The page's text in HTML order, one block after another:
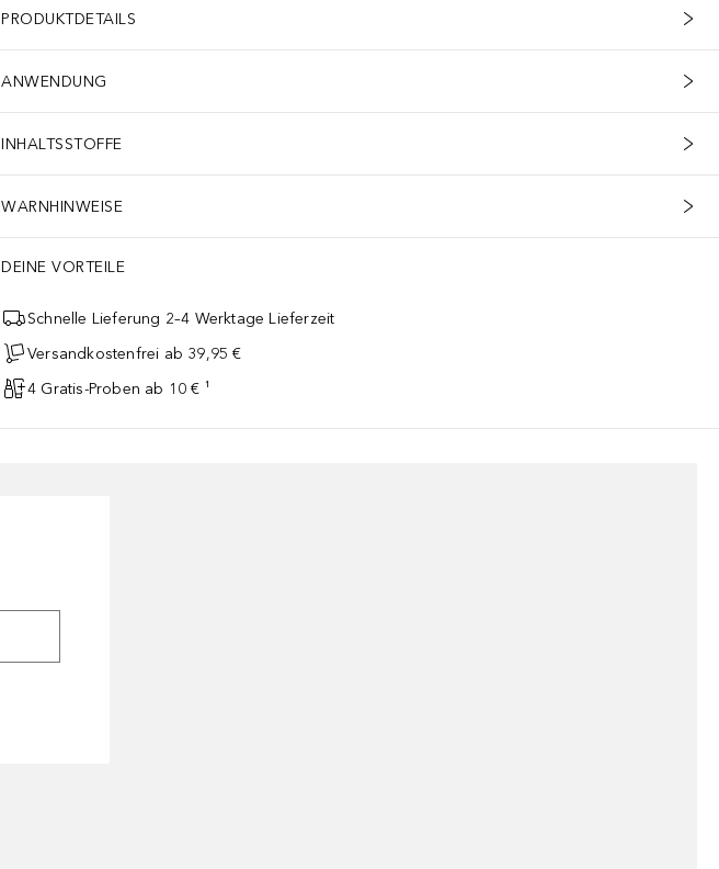
PRODUKTDETAILS
ANWENDUNG
INHALTSSTOFFE
WARNHINWEISE
DEINE VORTEILE
Schnelle Lieferung 2–4 Werktage Lieferzeit
Versandkostenfrei ab 39,95 €
4 Gratis-Proben ab 10 € ¹